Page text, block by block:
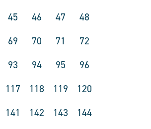
45 46 47
48
69 70 71
72
93 94 95
96
117 118 119
120
141 142 143
144